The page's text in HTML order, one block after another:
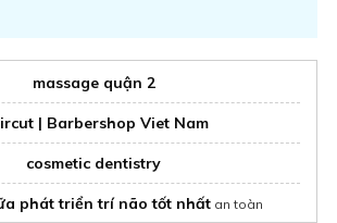
massage quận 2
| Barbershop Viet Nam
cosmetic dentistry
phát triển trí não tốt nhấtan toàn